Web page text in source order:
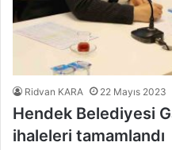
Ridvan KARA 22 Mayıs 2023
Hendek Belediyesi
ihaleleri tamamlandı